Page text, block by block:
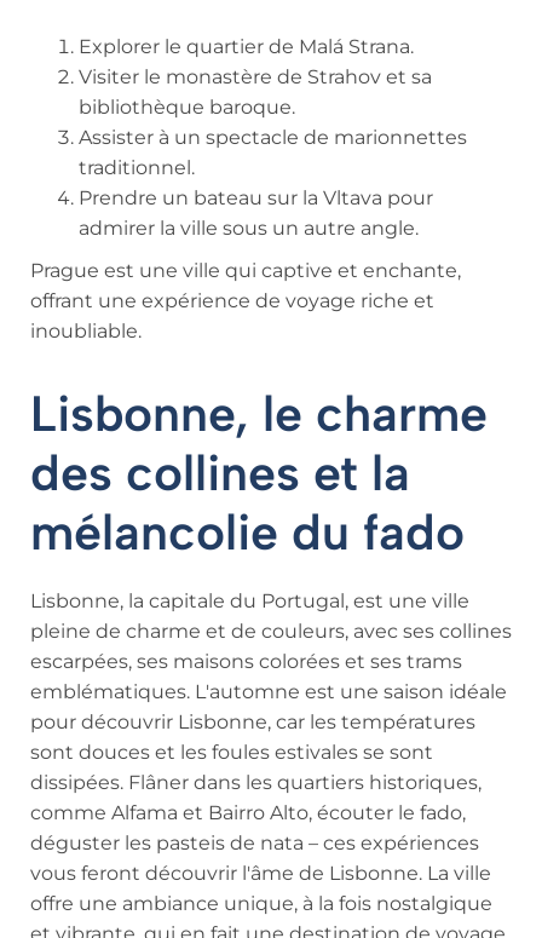
Explorer le quartier de Malá Strana.
Visiter le monastère de Strahov et sa
bibliothèque baroque.
Assister à un spectacle de marionnettes
traditionnel.
Prendre un bateau sur la Vltava pour
admirer la ville sous un autre angle.
Prague est une ville qui captive et enchante,
offrant une expérience de voyage riche et
inoubliable.
Lisbonne, le charme
des collines et la
mélancolie du fado
Lisbonne, la capitale du Portugal, est une ville
pleine de charme et de couleurs, avec ses collines
escarpées, ses maisons colorées et ses trams
emblématiques. L'automne est une saison idéale
pour découvrir Lisbonne, car les températures
sont douces et les foules estivales se sont
dissipées. Flâner dans les quartiers historiques,
comme Alfama et Bairro Alto, écouter le fado,
déguster les pasteis de nata – ces expériences
vous feront découvrir l'âme de Lisbonne. La ville
offre une ambiance unique, à la fois nostalgique